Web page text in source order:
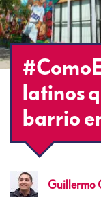
latinos
barrio
Guillermo